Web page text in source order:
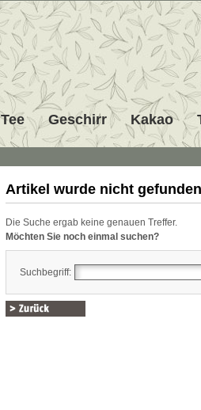
Tee Geschirr Kakao
Artikel wurde nicht
Die Suche ergab keine genauen Treffer.
Möchten Sie noch einmal suchen?
Suchbegriff: